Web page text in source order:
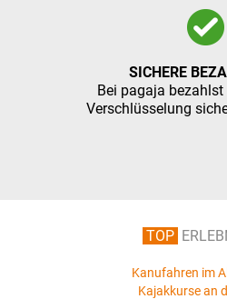
SICHERE
Bei pagaja
Verschlüsselung
TOP
Kanufahren im
Kajakkurse an